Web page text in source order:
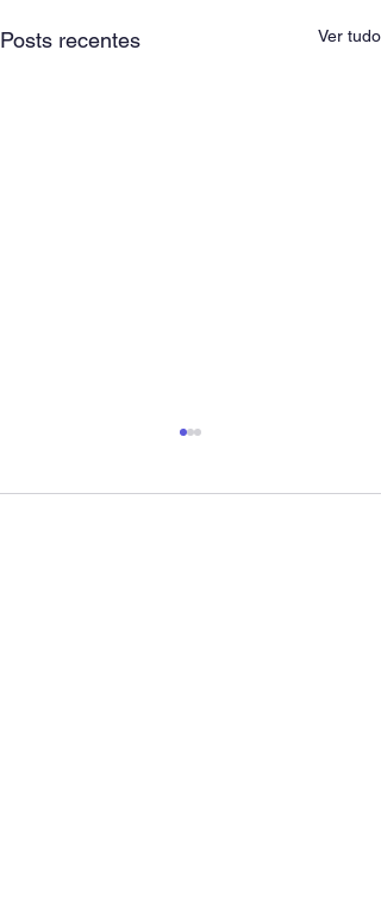
Posts recentes Ver tudo